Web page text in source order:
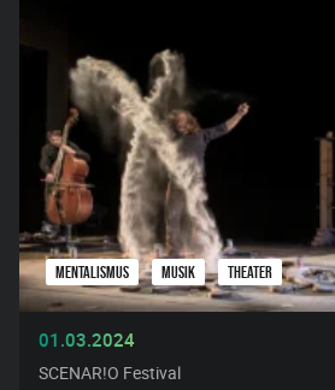
MENTALISMUS MUSIK THEATER
01.03.2024
SCENAR!O Festival